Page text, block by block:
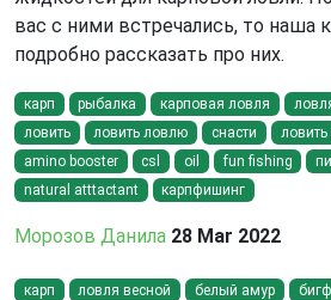
вас с ними встречались, то наша
подробно рассказать про них.
карп рыбалка карповая ловля
ловить
ловить ловлю снасти
amino booster
csl oil fun fishing
natural atttactant
карпфишинг
Морозов Данила 28 Mar 2022
карп ловля весной белый амур